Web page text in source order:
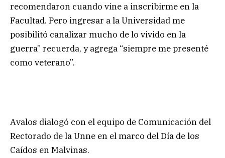
recomendaron cuando vine a inscribirme en la
Facultad. Pero ingresar a la Universidad me
posibilitó canalizar mucho de lo vivido en la
guerra” recuerda, y agrega “siempre me presenté
como veterano”.
Avalos dialogó con el equipo de Comunicación del
Rectorado de la Unne en el marco del Día de los
Caídos en Malvinas.